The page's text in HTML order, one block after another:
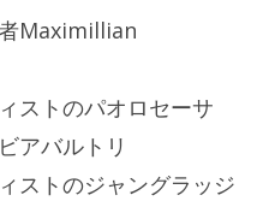
Maximillian
ストのパオロセーサ
アバルトリ
ストのジャングラッジ